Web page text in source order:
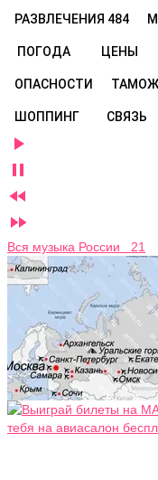
РАЗВЛЕЧЕНИЯ 484
ПОГОДА ЦЕНЫ
ОПАСНОСТИ
ШОППИНГ СВЯЗЬ




Вся музыка России 21